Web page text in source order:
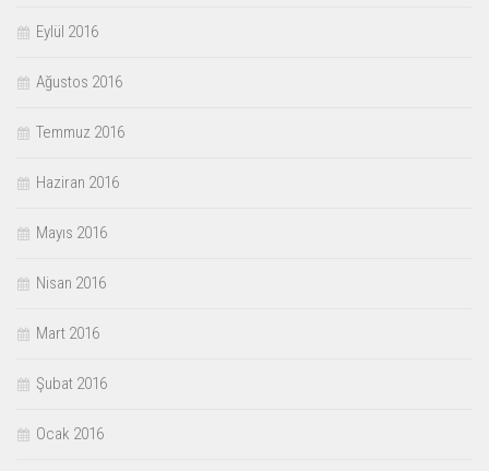
Eylül 2016
Ağustos 2016
Temmuz 2016
Haziran 2016
Mayıs 2016
Nisan 2016
Mart 2016
Şubat 2016
Ocak 2016